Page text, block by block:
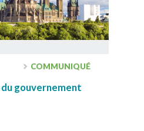
COMMUNIQUÉ
du gouvernement